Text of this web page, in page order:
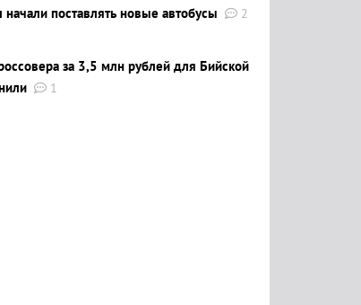
начали поставлять новые автобусы
2
за 3,5 млн рублей для Бийской
1